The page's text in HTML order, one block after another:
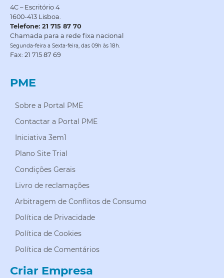
4C – Escritório 4
1600-413 Lisboa.
Telefone: 21 715 87 70
Chamada para a rede fixa nacional
Segunda-feira a Sexta-feira, das 09h às 18h.
Fax: 21 715 87 69
PME
Sobre a Portal PME
Contactar a Portal PME
Iniciativa 3em1
Plano Site Trial
Condições Gerais
Livro de reclamações
Arbitragem de Conflitos de Consumo
Política de Privacidade
Política de Cookies
Política de Comentários
Criar Empresa